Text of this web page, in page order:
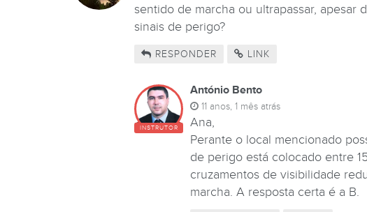
sentido de marcha ou ultrapassar, apesar
sinais de perigo?
RESPONDER LINK
INSTRUTOR
António Bento
11 anos, 1 mês atrás
Ana,
Perante o local mencionado
de perigo está colocado entre
cruzamentos de visibilidade
marcha. A resposta certa é a B.